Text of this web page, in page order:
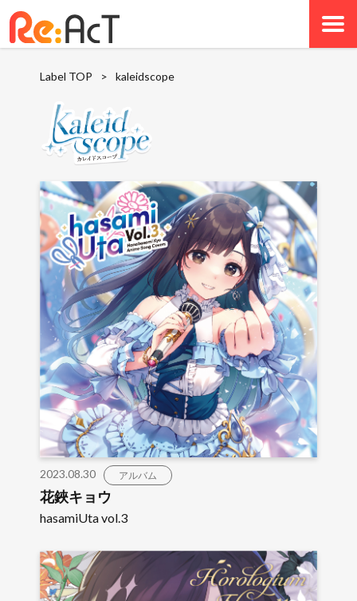
Label TOP > kaleidscope
2023.08.30 アルバム
花鋏キョウ
hasamiUta vol.3